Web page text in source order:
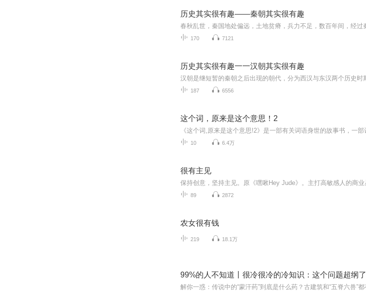
历史其实很有趣——秦朝其实很有趣
170 7121
历史其实很有趣一一汉朝其实很有趣
187 6556
这个词，原来是这个意思！2
10 6.4万
很有主见
89 2872
农女很有钱
219 18.1万
99%的人不知道丨很冷很冷的冷知识：这个问题超纲了